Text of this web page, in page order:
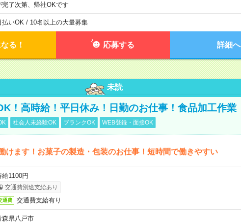
完了次第、帰社OKです
払いOK / 10名以上の大量募集
る！ 応募する 詳細へ
未読
！高時給！平日休み！日勤のお仕事！食品加工作業
社会人未経験OK ブランクOK WEB登録・面接OK
けます！お菓子の製造・包装のお仕事！短時間で働きやすい
給1100円
交通費別途支給あり
通費 交通費支給有り
森県八戸市